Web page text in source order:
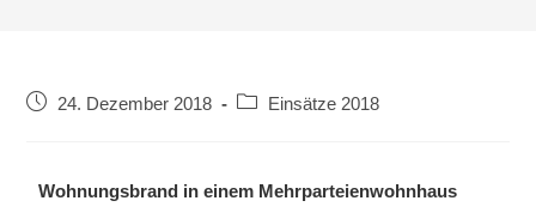
24. Dezember 2018 Einsätze 2018
Wohnungsbrand in einem Mehrparteienwohnhaus